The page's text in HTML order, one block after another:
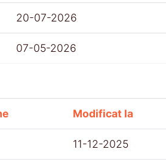
20-07-2026
07-05-2026
Modificat la
11-12-2025